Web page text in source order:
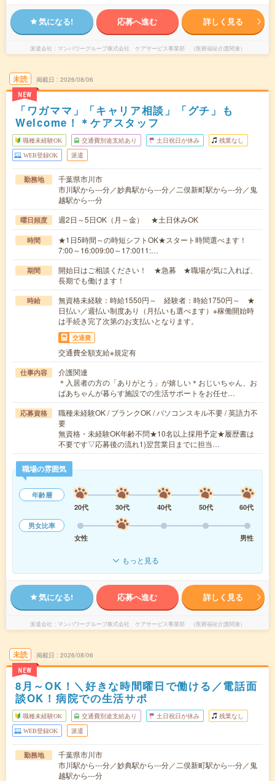
気になる! 応募へ進む 詳しく見る
派遣会社 マンパワーグループ株式会社 ケアサービス事業部 （医療福祉介護関連）
未読
NEW
掲載日 2026/08/06
「ワガママ」「キャリア相談」「グチ」も
Welcome！＊ケアスタッフ
職種未経験OK 交通費別途支給あり 土日祝日が休み 残業なし
WEB登録OK 派遣
勤務地
千葉県市川市
市川駅から---分／妙典駅から---分／二俣新町駅から---分／鬼
越駅から---分
曜日頻度 週2日～5日OK（月～金） ★土日休みOK
時間
★1日5時間～の時短シフトOK★スタート時間選べます！
7:00～16:009:00～17:0011:…
期間
開始日はご相談ください！ ★急募 ★職場が気に入れば、
長期でも働けます！
時給
無資格未経験：時給1550円～ 経験者：時給1750円～ ★
日払い／週払い制度あり（月払いも選べます）※稼働開始時
は手続き完了次第のお支払いとなります。
交通費
交通費全額支給※規定有
仕事内容
介護関連
＊入居者の方の「ありがとう」が嬉しい＊おじいちゃん、お
ばあちゃんが暮らす施設での生活サポートをお任せ…
応募資格
職種未経験OK / ブランクOK / パソコンスキル不要 / 英語力不
要
無資格・未経験OK年齢不問★10名以上採用予定★履歴書は
不要です▽応募後の流れ1)翌営業日までに担当…
職場の雰囲気
年齢層
20代
30代 40代 50代
60代
男女比率
女性
男性
もっと見る
気になる! 応募へ進む 詳しく見る
派遣会社 マンパワーグループ株式会社 ケアサービス事業部 （医療福祉介護関連）
未読
NEW
掲載日 2026/08/06
8月～OK！＼好きな時間曜日で働ける／電話面
談OK！病院での生活サポ
職種未経験OK 交通費別途支給あり 土日祝日が休み 残業なし
WEB登録OK 派遣
勤務地
千葉県市川市
市川駅から---分／妙典駅から---分／二俣新町駅から---分／鬼
越駅から---分